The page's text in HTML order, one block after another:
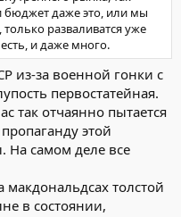
бюджет даже это, или мы
разваливатся уже
и даже много.
из-за военной гонки с
первостатейная.
так отчаянно пытается
этой
самом деле все
толстой
в состоянии,